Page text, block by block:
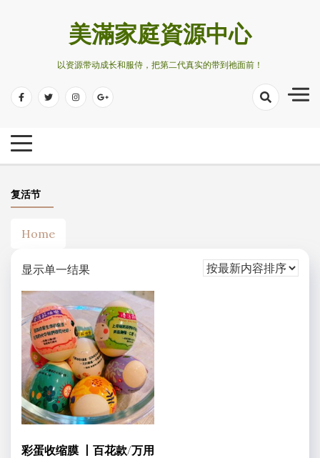
美滿家庭資源中心
以资源带动成长和服侍，把第二代真实的带到祂面前！
复活节
Home
显示单一结果
彩蛋收缩膜 丨百花款/万用